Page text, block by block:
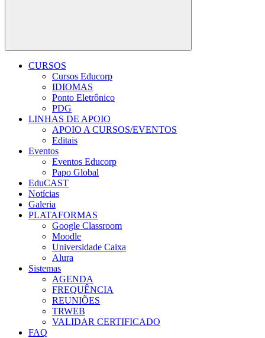
Buscar
CURSOS
Cursos Educorp
IDIOMAS
Ponto Eletrônico
PDG
LINHAS DE APOIO
APOIO A CURSOS/EVENTOS
Editais
Eventos
Eventos Educorp
Papo Global
EduCAST
Notícias
Galeria
PLATAFORMAS
Google Classroom
Moodle
Universidade Caixa
Alura
Sistemas
AGENDA
FREQUÊNCIA
REUNIÕES
TRWEB
VALIDAR CERTIFICADO
FAQ